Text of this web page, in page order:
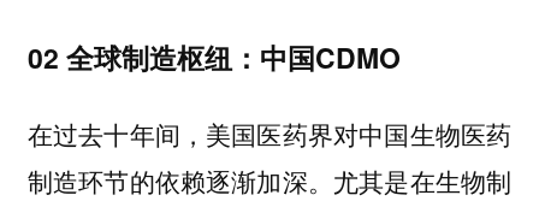
02 全球制造枢纽：中国CDMO
在过去十年间，美国医药界对中国生物医药
制造环节的依赖逐渐加深。尤其是在生物制